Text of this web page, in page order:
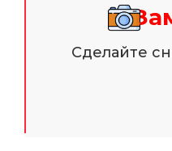
Сделайте